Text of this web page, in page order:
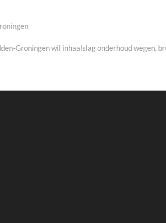
Groningen wil inhaalslag onderhoud wegen,